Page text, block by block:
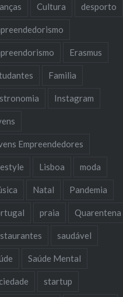
Cultura desporto
Erasmus
Familia
Instagram
Empreendedores
Lisboa moda
Natal Pandemia
praia Quarentena
saudável
Saúde Mental
startup